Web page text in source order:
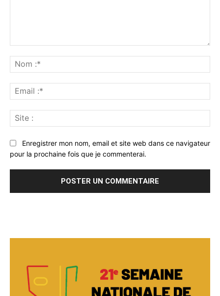
:*
:*
:
Enregistrer mon nom, email et site web dans ce navigateur
pour la prochaine fois que je commenterai.